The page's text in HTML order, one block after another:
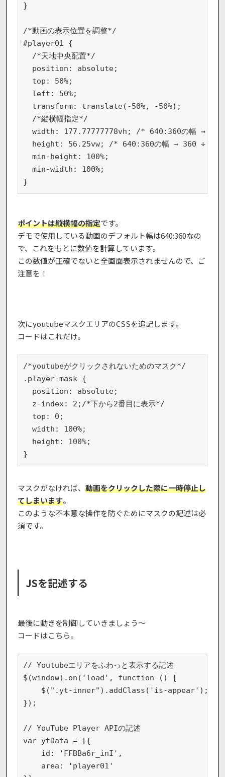
}
/*動画の表示位置を調整*/
#player01 {
  /*天地中央配置*/
  position: absolute;
  top: 50%;
  left: 50%;
  transform: translate(-50%, -50%);
  /*縦横幅指定*/
width: 177.77777778vh; /* 640:360の幅 →
height: 56.25vw; /* 640:360の幅 → 360 ÷
  min-height: 100%;
  min-width: 100%;
}
ポイントは縦横幅の指定です。
デモで使用している動画のデフォルト幅は640:360なの
で、これをもとに数値を計算しています。
この数値が正確でないと全画面表示されませんので、ご
注意を！
次にyoutubeマスクエリアのCSSを追記します。
コードはこれだけ。
/*youtubeがクリックされないためのマスク*/
.player-mask {
  position: absolute;
  z-index: 2;/*下から2番目に表示*/
  top: 0;
  width: 100%;
  height: 100%;
}
マスクがなければ、動画をクリックした際に一時停止し
てしまいます。
このような不本意な操作を防ぐためにマスクの記述は必
須です。
JSを記述する
最後に動きを制御していきましょう〜
コードはこちら。
// Youtubeエリアをふわっと表示する記述
$(window).on('load', function () {
    $(".yt-inner").addClass('is-appear');
});
// YouTube Player APIの記述
var ytData = [{
    id: 'FFBBa6r_inI',
    area: 'player01'